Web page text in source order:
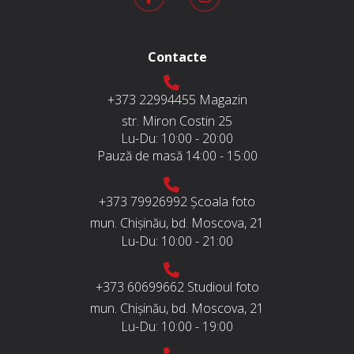
Contacte
+373 22994455 Magazin
str. Miron Costin 25
Lu-Du: 10:00 - 20:00
Pauză de masă 14:00 - 15:00
+373 79926992 Școala foto
mun. Chișinău, bd. Moscova, 21
Lu-Du: 10:00 - 21:00
+373 60699662 Studioul foto
mun. Chișinău, bd. Moscova, 21
Lu-Du: 10:00 - 19:00